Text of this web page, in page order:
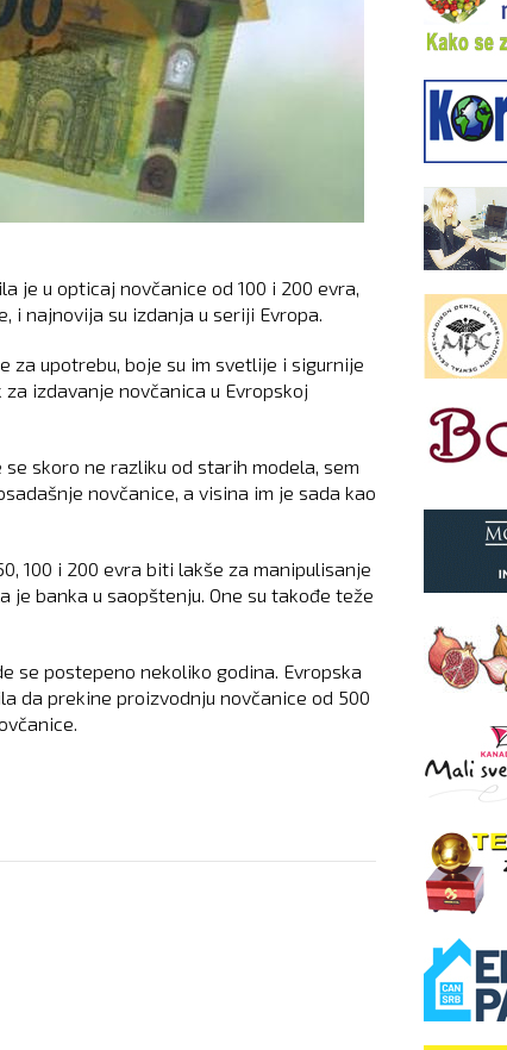
je u opticaj novčanice od 100 i 200 evra,
i najnovija su izdanja u seriji Evropa.
za upotrebu, boje su im svetlije i sigurnije
izdavanje novčanica u Evropskoj
skoro ne razliku od starih modela, sem
novčanice, a visina im je sada kao
100 i 200 evra biti lakše za manipulisanje
je banka u saopštenju. One su takođe teže
se postepeno nekoliko godina. Evropska
da prekine proizvodnju novčanice od 500